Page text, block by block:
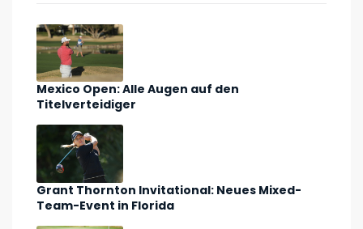
Mexico Open: Alle Augen auf den
Titelverteidiger
Grant Thornton Invitational: Neues Mixed-
Team-Event in Florida